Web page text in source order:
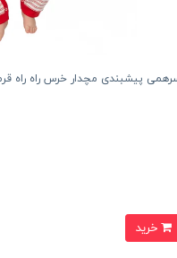
پیشبندی مچدار خرس راه راه
خرید